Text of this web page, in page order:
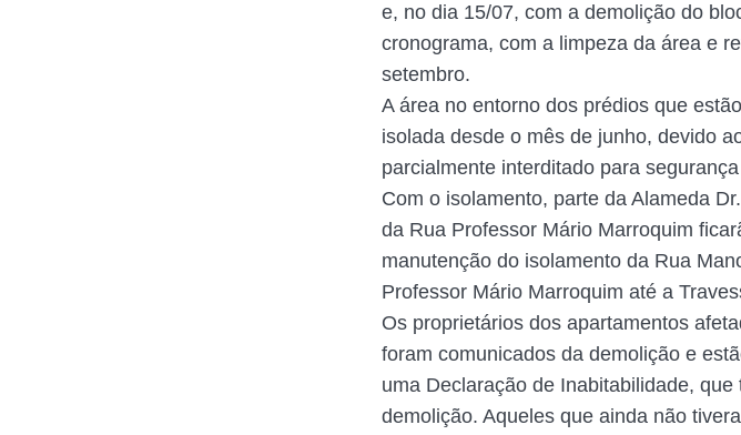
e, no dia 15/07, com a demolição do
cronograma, com a limpeza da área e
setembro.
A área no entorno dos prédios que
isolada desde o mês de junho, devido
parcialmente interditado para
Com o isolamento, parte da Alameda
da Rua Professor Mário Marroquim
manutenção do isolamento da Rua
Professor Mário Marroquim até a
Os proprietários dos apartamentos
foram comunicados da demolição e
uma Declaração de Inabitabilidade,
demolição. Aqueles que ainda não